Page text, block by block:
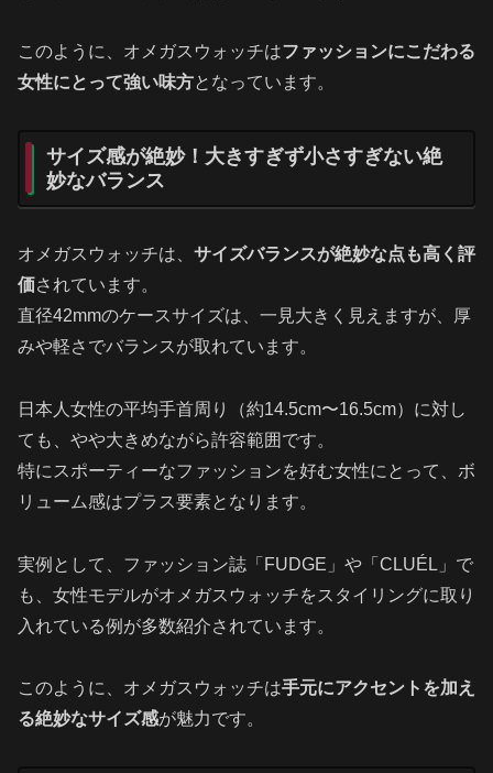
このように、オメガスウォッチはファッションにこだわる
女性にとって強い味方となっています。
サイズ感が絶妙！大きすぎず小さすぎない絶
妙なバランス
オメガスウォッチは、 サイズバランスが絶妙な点も高く評
価されています。
直径42mmのケースサイズは、一見大きく見えますが、厚
みや軽さでバランスが取れています。
日本人女性の平均手首周り（約14.5cm〜16.5cm）に対し
ても、やや大きめながら許容範囲です。
特にスポーティーなファッションを好む女性にとって、ボ
リューム感はプラス要素となります。
実例として、ファッション誌「FUDGE」や「CLUÉL」で
も、女性モデルがオメガスウォッチをスタイリングに取り
入れている例が多数紹介されています。
このように、オメガスウォッチは手元にアクセントを加え
る絶妙なサイズ感が魅力です。